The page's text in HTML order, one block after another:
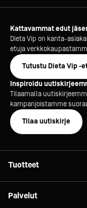
Kattavammat edut
Dieta Vip on kanta-
etuja
Tutustu Dieta Vip -
Inspiroidu
Tilaamalla
kampanjoistamme
Tilaa uutiskirje
Tuotteet
Palvelut